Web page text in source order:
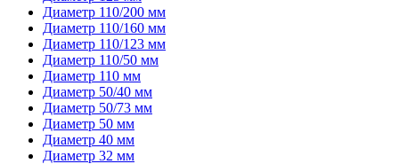
Диаметр 110/200 мм
Диаметр 110/160 мм
Диаметр 110/123 мм
Диаметр 110/50 мм
Диаметр 110 мм
Диаметр 50/40 мм
Диаметр 50/73 мм
Диаметр 50 мм
Диаметр 40 мм
Диаметр 32 мм